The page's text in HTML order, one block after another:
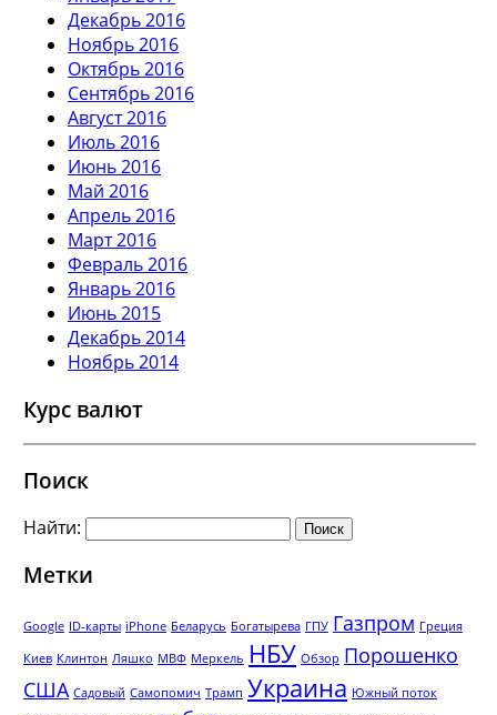
Декабрь 2016
Ноябрь 2016
Октябрь 2016
Сентябрь 2016
Август 2016
Июль 2016
Июнь 2016
Май 2016
Апрель 2016
Март 2016
Февраль 2016
Январь 2016
Июнь 2015
Декабрь 2014
Ноябрь 2014
Курс валют
Поиск
Найти:
Метки
Google ID-карты iPhone Беларусь Богатырева ГПУ Газпром Греция
Киев Клинтон Ляшко МВФ Меркель НБУ Обзор Порошенко
США Садовый Самопомич Трамп Украина Южный поток